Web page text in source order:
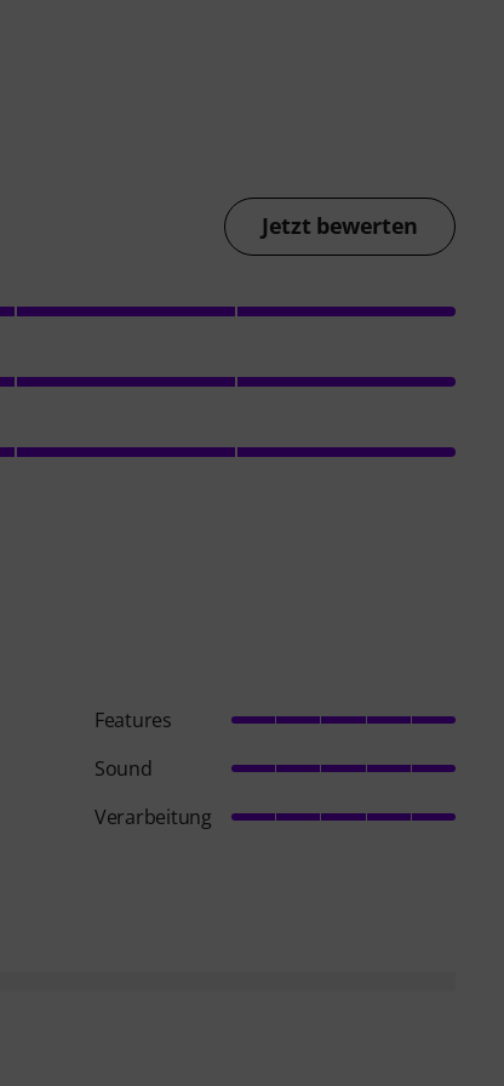
Jetzt bewerten
Features
Sound
Verarbeitung